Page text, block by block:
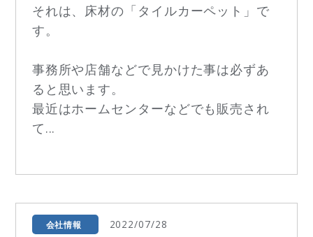
それは、床材の「タイルカーペット」で
す。
事務所や店舗などで見かけた事は必ずあ
ると思います。
最近はホームセンターなどでも販売され
て...
会社情報 2022/07/28